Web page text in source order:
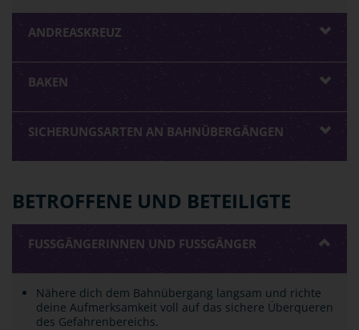
ANDREASKREUZ
BAKEN
SICHERUNGSARTEN AN BAHNÜBERGÄNGEN
BETROFFENE UND BETEILIGTE
FUSSGÄNGERINNEN UND FUSSGÄNGER
Nähere dich dem Bahnübergang langsam und richte
deine Aufmerksamkeit voll auf das sichere Überqueren
des Gefahrenbereichs.